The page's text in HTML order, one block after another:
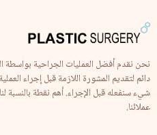
نحن نقدم أفضل العمليات الجراحية بواسطة
دائم لتقديم المشورة اللازمة قبل إجراء
شيء سنفعله قبل الإجراء. أهم نقطة بالنسبة
عملائنا.